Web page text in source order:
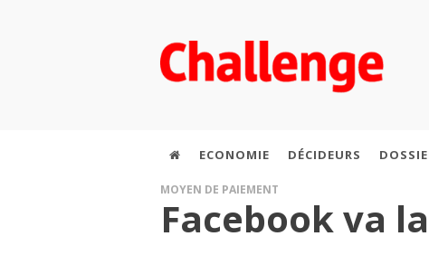
ECONOMIE DÉCIDEURS
MOYEN DE PAIEMENT
Facebook va